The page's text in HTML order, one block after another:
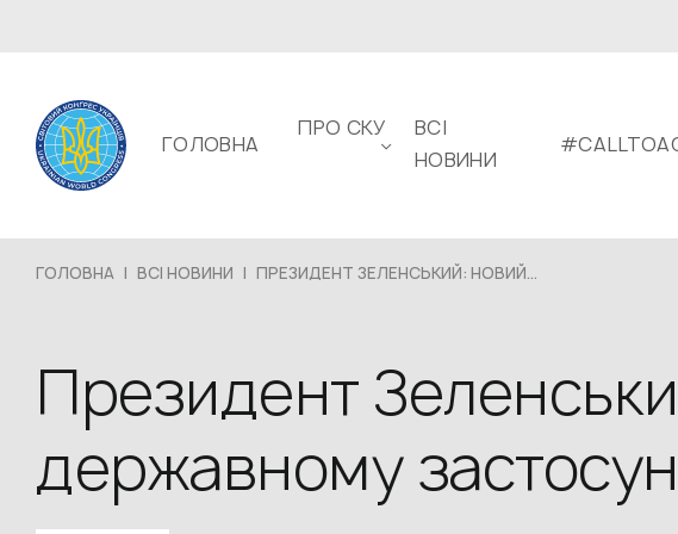
ГОЛОВНА
ПРО СКУ
ВСІ
НОВИНИ
ГОЛОВНА | ВСІ НОВИНИ | ПРЕЗИДЕНТ ЗЕЛЕНСЬКИЙ: НОВИЙ...
Президент
державному